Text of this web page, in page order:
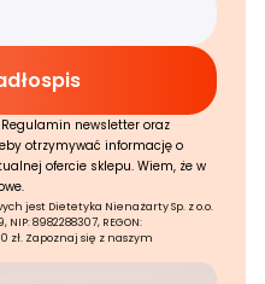
newsletter oraz
otrzymywać informację o
ofercie sklepu. Wiem, że w
jest Dietetyka Nienażarty Sp. z o.o.
8982288307, REGON:
zł. Zapoznaj się z naszym